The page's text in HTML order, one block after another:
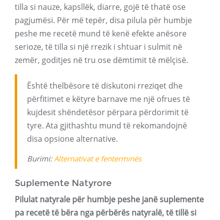
tilla si nauze, kapsllëk, diarre, gojë të thatë ose
pagjumësi. Për më tepër, disa pilula për humbje
peshe me recetë mund të kenë efekte anësore
serioze, të tilla si një rrezik i shtuar i sulmit në
zemër, goditjes në tru ose dëmtimit të mëlçisë.
Është thelbësore të diskutoni rreziqet dhe
përfitimet e këtyre barnave me një ofrues të
kujdesit shëndetësor përpara përdorimit të
tyre. Ata gjithashtu mund të rekomandojnë
disa opsione alternative.
Burimi:Alternativat e fenterminës
Suplemente Natyrore
Pilulat natyrale për humbje peshe janë suplemente
pa recetë të bëra nga përbërës natyralë, të tillë si